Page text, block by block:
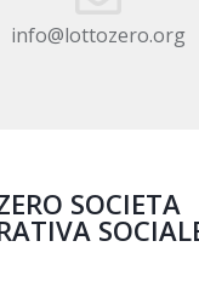
info@lottozero.org
SOCIETA